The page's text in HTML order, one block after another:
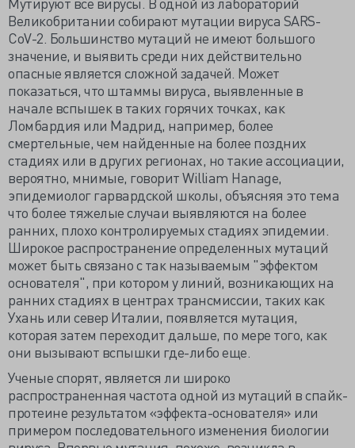
Великобритании собирают мутации вируса SARS-
CoV-2. Большинство мутаций не имеют большого
значение, и выявить среди них действительно
опасные является сложной задачей. Может
показаться, что штаммы вируса, выявленные в
начале вспышек в таких горячих точках, как
Ломбардия или Мадрид, например, более
смертельные, чем найденные на более поздних
стадиях или в других регионах, но такие ассоциации,
вероятно, мнимые, говорит William Hanage,
эпидемиолог гарвардской школы, объясняя это тема
что более тяжелые случаи выявляются на более
ранних, плохо контролируемых стадиях эпидемии.
Широкое распространение определенных мутаций
может быть связано с так называемым "эффектом
основателя", при котором у линий, возникающих на
ранних стадиях в центрах трансмиссии, таких как
Ухань или север Италии, появляется мутация,
которая затем переходит дальше, по мере того, как
они вызывают вспышки где-либо еще.
Ученые спорят, является ли широко
распространенная частота одной из мутаций в спайк-
протеине результатом «эффекта-основателя» или
примером последовательного изменения биологии